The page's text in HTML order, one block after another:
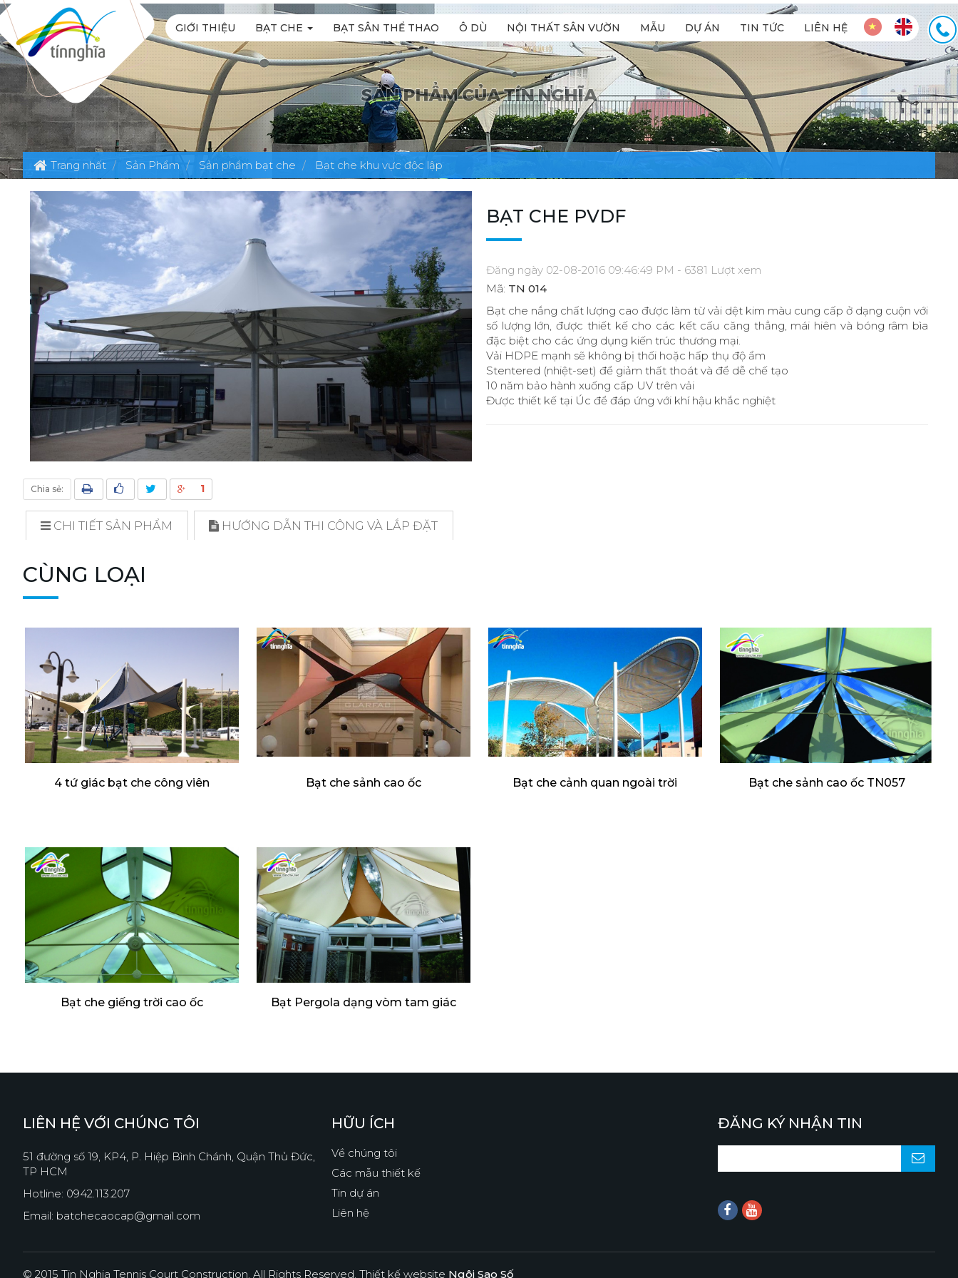
GIỚI THIỆU BẠT CHE BẠT SÂN THỂ THAO Ô DÙ NỘI THẤT SÂN VƯỜN MẪU DỰ ÁN TIN TỨC LIÊN HỆ
Trang nhất Sản Phẩm Sản phẩm bạt che Bạt che khu vực độc lập
BẠT CHE PVDF
Đăng ngày 02-08-2016 09:46:49 PM - 6381 Lượt xem
Mã: TN 014
Bạt che nắng chất lượng cao được làm từ vải dệt kim màu cung cấp ở dạng cuộn với
số lượng lớn, được thiết kế cho các kết cấu căng thẳng, mái hiên và bóng râm bìa
đặc biệt cho các ứng dụng kiến trúc thương mại.
Vải HDPE mạnh sẽ không bị thối hoặc hấp thụ độ ẩm
Stentered (nhiệt-set) để giảm thất thoát và để dễ chế tạo
10 năm bảo hành xuống cấp UV trên vải
Được thiết kế tại Úc để đáp ứng với khí hậu khắc nghiệt
Chia sẻ: 1
CHI TIẾT SẢN PHẨM HƯỚNG DẪN THI CÔNG VÀ LẮP ĐẶT
CÙNG LOẠI
4 tứ giác bạt che công viên Bạt che sảnh cao ốc Bạt che cảnh quan ngoài trời Bạt che sảnh cao ốc TN057
Bạt che giếng trời cao ốc Bạt Pergola dạng vòm tam giác
LIÊN HỆ VỚI CHÚNG TÔI
51 đường số 19, KP4, P. Hiệp Bình Chánh, Quận Thủ Đức,
TP HCM
Hotline: 0942.113.207
Email: batchecaocap@gmail.com
HỮU ÍCH
Về chúng tôi
Các mẫu thiết kế
Tin dự án
Liên hệ
ĐĂNG KÝ NHẬN TIN
© 2015 Tin Nghia Tennis Court Construction. All Rights Reserved. Thiết kế website Ngôi Sao Số